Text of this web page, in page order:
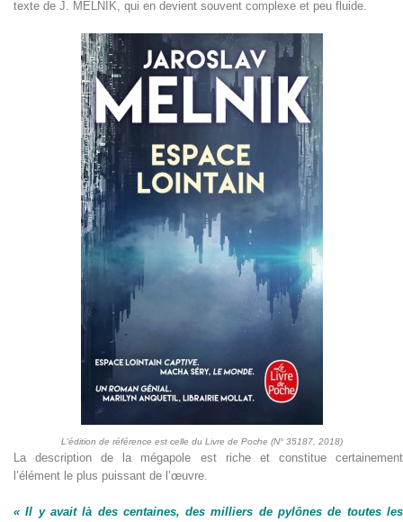
texte de J. MELNIK, qui en devient souvent complexe et peu fluide.
L'édition de référence est celle du Livre de Poche (N° 35187, 2018)
La description de la mégapole est riche et constitue certainement
l’élément le plus puissant de l’œuvre.
« Il y avait là des centaines, des milliers de pylônes de toutes les